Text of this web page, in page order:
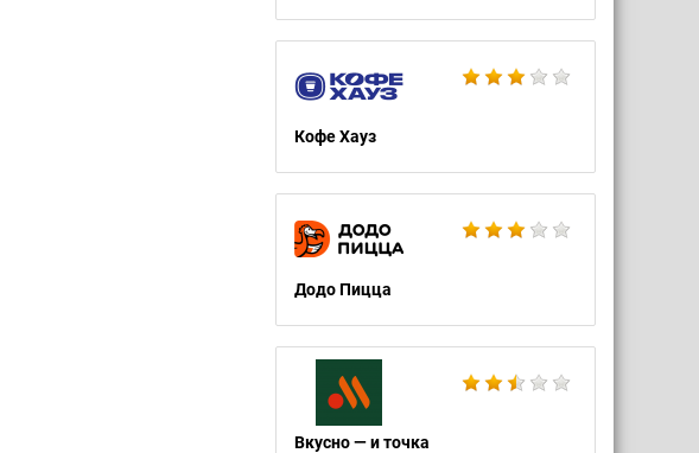
Кофе Хауз
Додо Пицца
Вкусно — и точка